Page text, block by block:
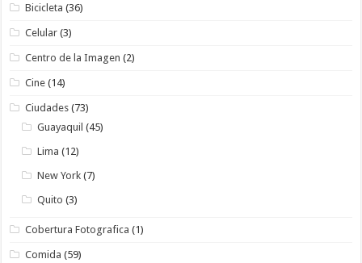
Bicicleta (36)
Celular (3)
Centro de la Imagen (2)
Cine (14)
Ciudades (73)
Guayaquil (45)
Lima (12)
New York (7)
Quito (3)
Cobertura Fotografica (1)
Comida (59)